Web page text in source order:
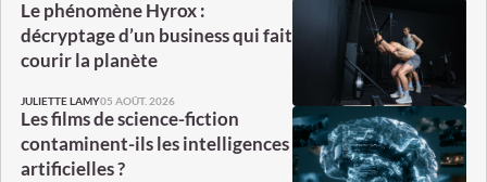
Le phénomène Hyrox :
décryptage d’un business qui fait
courir la planète
JULIETTE LAMY05 AOÛT. 2026
Les films de science-fiction
contaminent-ils les intelligences
artificielles ?